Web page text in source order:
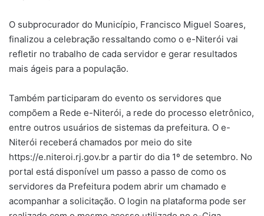
O subprocurador do Município, Francisco Miguel Soares,
finalizou a celebração ressaltando como o e-Niterói vai
refletir no trabalho de cada servidor e gerar resultados
mais ágeis para a população.
Também participaram do evento os servidores que
compõem a Rede e-Niterói, a rede do processo eletrônico,
entre outros usuários de sistemas da prefeitura. O e-
Niterói receberá chamados por meio do site
https://e.niteroi.rj.gov.br a partir do dia 1º de setembro. No
portal está disponível um passo a passo de como os
servidores da Prefeitura podem abrir um chamado e
acompanhar a solicitação. O login na plataforma pode ser